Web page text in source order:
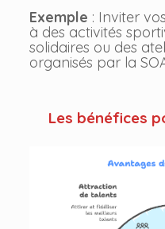
Exemple : Inviter
à des activités
solidaires ou des
organisés par la
Les bénéfices